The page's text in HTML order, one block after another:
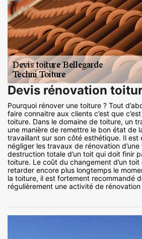
Devis rénovation
Pourquoi rénover une toiture ? Tout
faire connaitre aux clients c’est que
toiture. Dans le domaine de toiture, un
une manière de remettre le bon état de
travaillant sur son côté esthétique. Il est
négliger les travaux de rénovation
destruction totale d’un toit qui doit finir
toiture. Le coût du changement d’un
retarder encore plus longtemps le
la toiture, il est fortement recommandé
régulièrement une activité de rénovation